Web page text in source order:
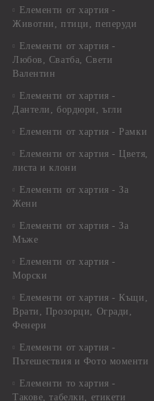
Елементи от хартия -
Животни, птици, пеперуди
Елементи от хартия -
Любов, Сватба, Свети
Валентин
Елементи от хартия -
Дантели, бордюри, ъгли
Елементи от хартия - Рамки
Елементи от хартия - Цветя,
листа и клони
Елементи от хартия - За
Жени
Елементи от хартия - За
Мъже
Елементи от хартия -
Морски
Елементи от хартия - Къщи,
Врати, Прозорци, Огради,
Фенери
Елементи от хартия -
Пътешествия и Фото моменти
Елементи то хартия -
Такове, табелки, етикети